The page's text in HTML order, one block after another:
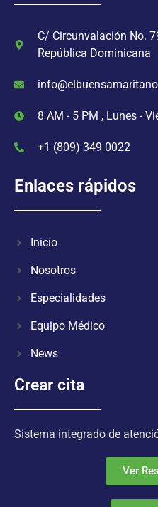
C/ Circunvalación No.
República Dominicana
8 AM - 5 PM , Lunes -
+1 (809) 349 0022
Enlaces rápidos
Inicio
Nosotros
Especialidades
Equipo Médico
News
Crear cita
Sistema integrado de
Ver